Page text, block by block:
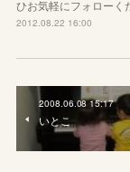
ひお気軽にフォローく
2012.08.22 16:00
2008.06.08 15:17
いとこ